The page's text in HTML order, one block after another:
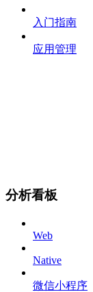
入门指南
应用管理
分析看板
Web
Native
微信小程序